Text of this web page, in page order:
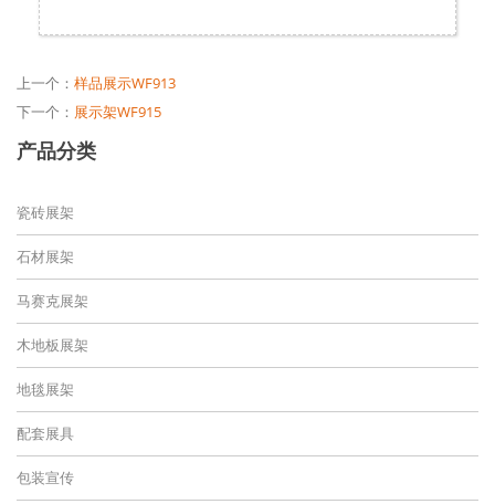
上一个： 样品展示WF913
下一个： 展示架WF915
产品分类
瓷砖展架
石材展架
马赛克展架
木地板展架
地毯展架
配套展具
包装宣传